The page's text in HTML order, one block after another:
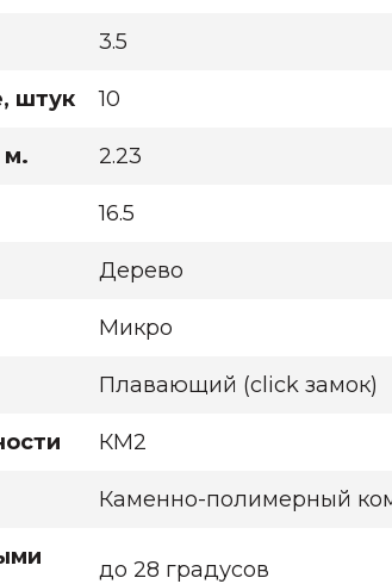
3.5
штук 10
м. 2.23
16.5
Дерево
Микро
Плавающий (click замок)
КМ2
Каменно-полимерный
до 28 градусов